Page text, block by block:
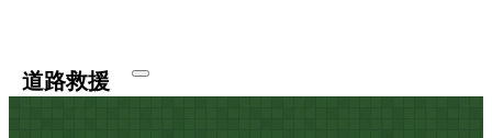
道路救援